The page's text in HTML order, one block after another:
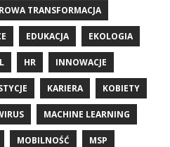
TRANSFORMACJA
EDUKACJA EKOLOGIA
HR INNOWACJE
KARIERA KOBIETY
MACHINE LEARNING
MOBILNOŚĆ MSP